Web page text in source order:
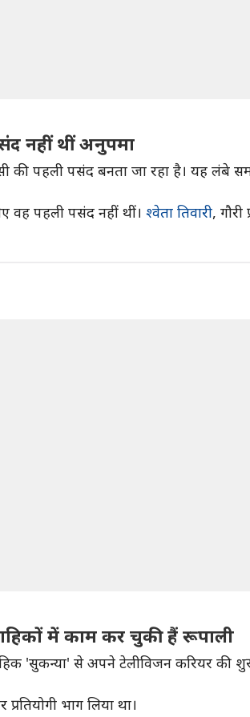
नहीं थीं अनुपमा
पहली पसंद बनता जा रहा है। यह लंबे
वह पहली पसंद नहीं थीं। श्वेता तिवारी,
में काम कर चुकी हैं रूपाली
'सुकन्या' से अपने टेलीविजन करियर
भाग लिया था।